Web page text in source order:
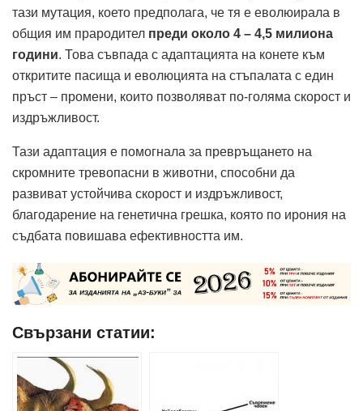
тази мутация, което предполага, че тя е еволюирала в
общия им прародител преди около 4 – 4,5 милиона
години. Това съвпада с адаптацията на конете към
откритите пасища и еволюцията на стъпалата с един
пръст – промени, които позволяват по-голяма скорост и
издръжливост.
Тази адаптация е помогнала за превръщането на
скромните тревопасни в животни, способни да
развиват устойчива скорост и издръжливост,
благодарение на генетична грешка, която по ирония на
съдбата повишава ефективността им.
Свързани статии: